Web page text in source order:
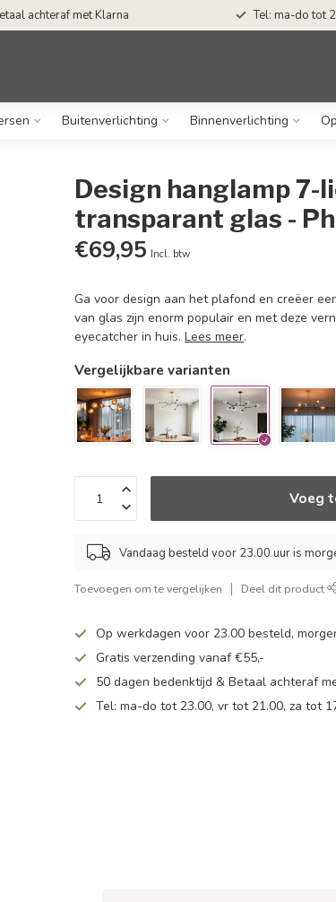
achteraf met Klarna Tel: ma-do tot
Buitenverlichting Binnenverlichting
Design hanglamp
transparant glas -
€69,95 Incl. btw
Ga voor design aan het plafond en creëer
van glas zijn enorm populair en met deze
eyecatcher in huis.Lees meer.
Vergelijkbare varianten
Voeg
Vandaag besteld voor 23.00 uur is
Toevoegen om te vergelijken Deel dit product
Op werkdagen voor 23.00 besteld,
Gratis verzending vanaf €55,-
50 dagen bedenktijd & Betaal achteraf
Tel: ma-do tot 23.00, vr tot 21.00, za tot